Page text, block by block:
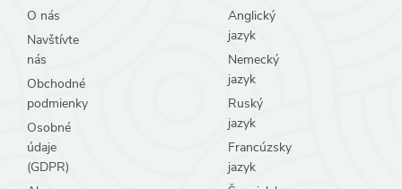
O nás
Navštívte
nás
Obchodné
podmienky
Osobné
údaje
(GDPR)
Anglický
jazyk
Nemecký
jazyk
Ruský
jazyk
Francúzsky
jazyk